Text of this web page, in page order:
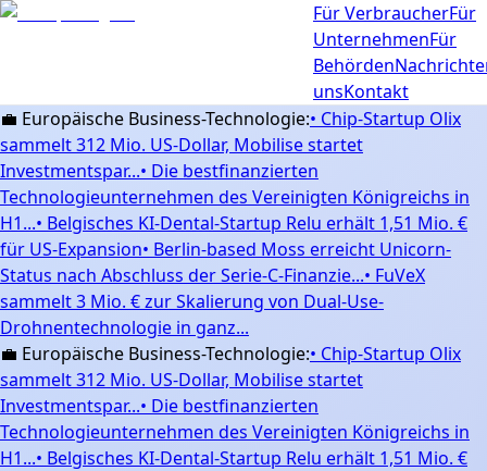
Für VerbraucherFür
UnternehmenFür
Behörden
unsKontakt
💼 Europäische Business-Technologie:• Chip-Startup Olix
sammelt 312 Mio. US-Dollar, Mobilise startet
Investmentspar...• Die bestfinanzierten
Technologieunternehmen des Vereinigten Königreichs in
H1...• Belgisches KI-Dental-Startup Relu erhält 1,51 Mio. €
für US-Expansion• Berlin-based Moss erreicht Unicorn-
Status nach Abschluss der Serie-C-Finanzie...• FuVeX
sammelt 3 Mio. € zur Skalierung von Dual-Use-
Drohnentechnologie in ganz...
💼 Europäische Business-Technologie:• Chip-Startup Olix
sammelt 312 Mio. US-Dollar, Mobilise startet
Investmentspar...• Die bestfinanzierten
Technologieunternehmen des Vereinigten Königreichs in
H1...• Belgisches KI-Dental-Startup Relu erhält 1,51 Mio. €